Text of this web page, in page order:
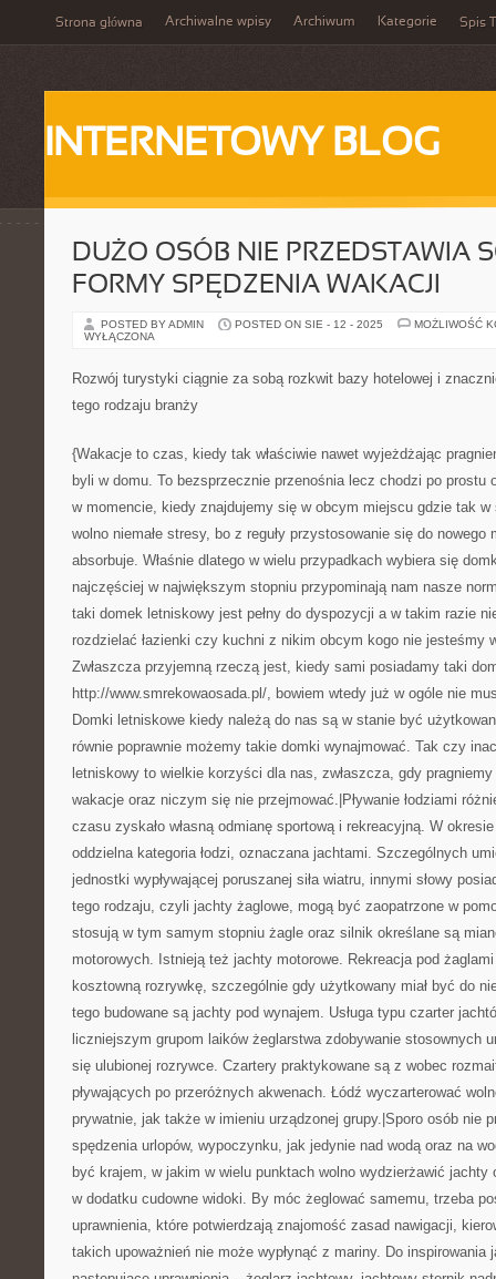
Strona główna Archiwalne wpisy Archiwum Kategorie Spis
INTERNETOWY BLOG
DUŻO OSÓB NIE PRZEDSTAWIA
FORMY SPĘDZENIA WAKACJI
POSTED BY ADMIN POSTED ON SIE - 12 - 2025
MOŻLIWOŚĆ
WYŁĄCZONA
Rozwój turystyki ciągnie za sobą rozkwit bazy hotelowej i
tego rodzaju branży
{Wakacje to czas, kiedy tak właściwie nawet wyjeżdżając
byli w domu. To bezsprzecznie przenośnia lecz chodzi po
w momencie, kiedy znajdujemy się w obcym miejscu gdzie tak
wolno niemałe stresy, bo z reguły przystosowanie się do nowego
absorbuje. Właśnie dlatego w wielu przypadkach wybiera się
najczęściej w największym stopniu przypominają nam nasze
taki domek letniskowy jest pełny do dyspozycji a w takim razie
rozdzielać łazienki czy kuchni z nikim obcym kogo nie jesteśmy
Zwłaszcza przyjemną rzeczą jest, kiedy sami posiadamy taki
http://www.smrekowaosada.pl/, bowiem wtedy już w ogóle nie
Domki letniskowe kiedy należą do nas są w stanie być
równie poprawnie możemy takie domki wynajmować. Tak czy
letniskowy to wielkie korzyści dla nas, zwłaszcza, gdy
wakacje oraz niczym się nie przejmować.|Pływanie łodziami
czasu zyskało własną odmianę sportową i rekreacyjną. W
oddzielna kategoria łodzi, oznaczana jachtami. Szczególnych
jednostki wypływającej poruszanej siła wiatru, innymi słowy
tego rodzaju, czyli jachty żaglowe, mogą być zaopatrzone w
stosują w tym samym stopniu żagle oraz silnik określane są
motorowych. Istnieją też jachty motorowe. Rekreacja pod
kosztowną rozrywkę, szczególnie gdy użytkowany miał być do
tego budowane są jachty pod wynajem. Usługa typu czarter
liczniejszym grupom laików żeglarstwa zdobywanie stosownych
się ulubionej rozrywce. Czartery praktykowane są z wobec
pływających po przeróżnych akwenach. Łódź wyczarterować
prywatnie, jak także w imieniu urządzonej grupy.|Sporo osób nie
spędzenia urlopów, wypoczynku, jak jedynie nad wodą oraz na
być krajem, w jakim w wielu punktach wolno wydzierżawić jachty
w dodatku cudowne widoki. By móc żeglować samemu, trzeba
uprawnienia, które potwierdzają znajomość zasad nawigacji,
takich upoważnień nie może wypłynąć z mariny. Do inspirowania